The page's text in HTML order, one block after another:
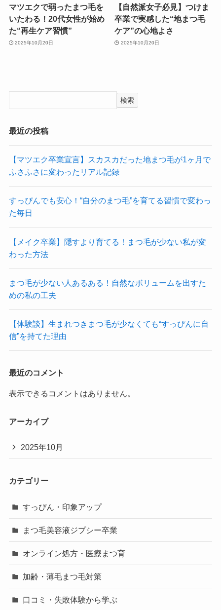
マツエクで弱ったまつ毛を
いたわる！20代女性が始め
た“再生ケア習慣”
2025年10月20日
【自然派女子必見】つけま
卒業で実感した“地まつ毛
ケア”の心地よさ
2025年10月20日
検索
最近の投稿
【マツエク卒業宣言】スカスカだった地まつ毛が1ヶ月で
ふさふさに変わったリアル記録
すっぴんでも安心！“自分のまつ毛”を育てる習慣で変わっ
た毎日
【メイク卒業】隠すより育てる！まつ毛が少ない私が変
わった方法
まつ毛が少ない人あるある！自然なボリュームを出すた
めの私の工夫
【体験談】生まれつきまつ毛が少なくても“すっぴんに自
信”を持てた理由
最近のコメント
表示できるコメントはありません。
アーカイブ
2025年10月
カテゴリー
すっぴん・印象アップ
まつ毛美容液ジプシー卒業
オンライン処方・医療まつ育
加齢・薄毛まつ毛対策
口コミ・失敗体験から学ぶ